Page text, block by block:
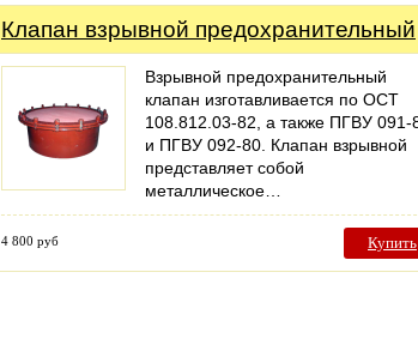
Клапан взрывной предохранительный
Взрывной предохранительный
клапан изготавливается по ОСТ
108.812.03-82, а также ПГВУ 091-
и ПГВУ 092-80. Клапан взрывной
представляет собой
металлическое…
4 800 руб Купить